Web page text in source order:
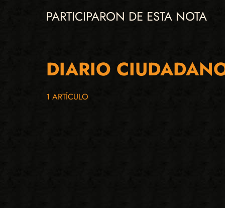
PARTICIPARON DE ESTA NOTA
DIARIO
1 ARTÍCULO